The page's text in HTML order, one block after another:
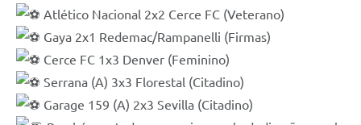
Atlético Nacional 2x2 Cerce FC (Veterano)
Gaya 2x1 Redemac/Rampanelli (Firmas)
Cerce FC 1x3 Denver (Feminino)
Serrana (A) 3x3 Florestal (Citadino)
Garage 159 (A) 2x3 Sevilla (Citadino)